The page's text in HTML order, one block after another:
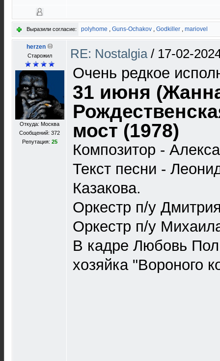
Выразили согласие: polyhome , Guns-Ochakov , Godkiller , mariovel
herzen
Старожил
Откуда: Москва
Сообщений: 372
Репутация: 25
RE: Nostalgia / 17-02-
Очень редкое
31 июня
мост (1978)
Композитор -
Текст песни -
Казакова.
Оркестр п/у
Оркестр п/у
В кадре Любовь
хозяйка "Вороного